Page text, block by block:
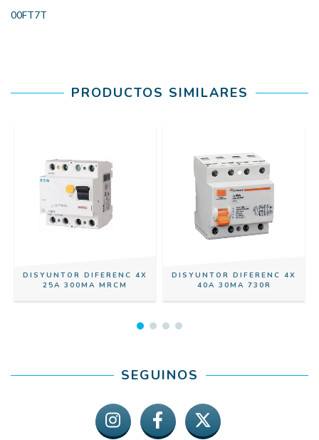
00FT7T
PRODUCTOS SIMILARES
DISYUNTOR DIFERENC 4X
25A 300MA MRCM
DISYUNTOR DIFERENC 4X
40A 30MA 730R
SEGUINOS